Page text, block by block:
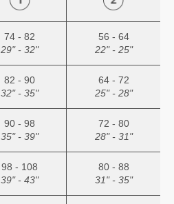
74 - 82
29" - 32"
56 - 64
22" - 25"
82 - 90
32" - 35"
64 - 72
25" - 28"
90 - 98
35" - 39"
72 - 80
28" - 31"
98 - 108
39" - 43"
80 - 88
31" - 35"